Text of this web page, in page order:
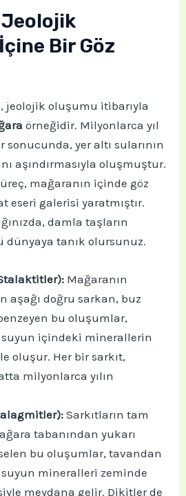
Jeolojik
Bir Göz
jeolojik oluşumu itibarıyla
örneğidir. Milyonlarca yıl
yer altı sularının
aşındırmasıyla oluşmuştur.
mağaranın içinde göz
eseri galerisi yaratmıştır.
damla taşların
tanık olursunuz.
Mağaranın
aşağı doğru sarkan, buz
bu oluşumlar,
içindeki minerallerin
oluşur. Her bir sarkıt,
milyonlarca yılın
Sarkıtların tam
tabanından yukarı
bu oluşumlar, tavandan
mineralleri zeminde
meydana gelir. Dikitler de